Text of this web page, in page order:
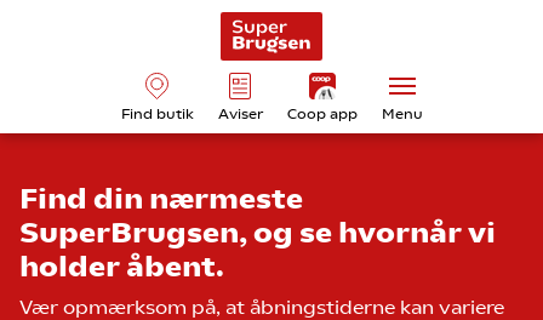
Find butik Aviser Coop app Menu
Find din nærmeste
SuperBrugsen, og se hvornår vi
holder åbent.
Vær opmærksom på, at åbningstiderne kan variere